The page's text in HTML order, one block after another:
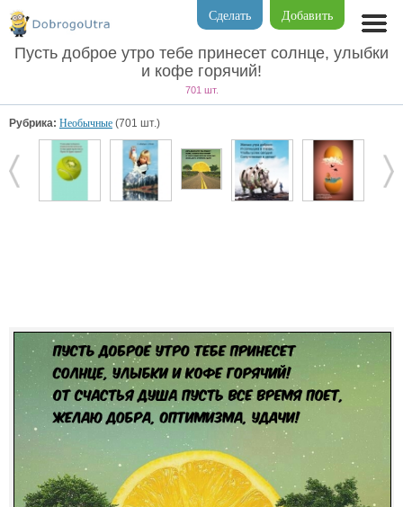
Добавить
Сделать
Пусть доброе утро тебе принесет солнце, улыбки
и кофе горячий!
701 шт.
Рубрика: Необычные (701 шт.)